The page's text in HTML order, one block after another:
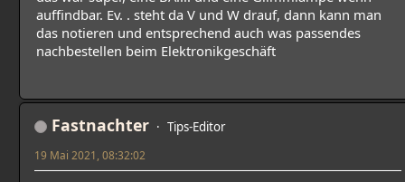
auffindbar. Ev. . steht da V und W drauf, dann kann man
das notieren und entsprechend auch was passendes
nachbestellen beim Elektronikgeschäft
Fastnachter Tips-Editor
19 Mai 2021, 08:32:02